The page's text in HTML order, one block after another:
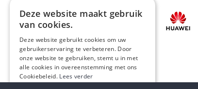
Deze website maakt gebruik
van cookies.
Deze website gebruikt cookies om uw
gebruikerservaring te verbeteren. Door
onze website te gebruiken, stemt u in met
alle cookies in overeenstemming met ons
Cookiebeleid. Lees verder